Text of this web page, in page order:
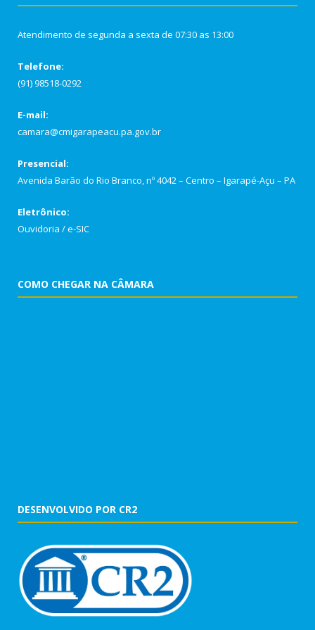
Atendimento de segunda a sexta de 07:30 as 13:00
Telefone:
(91) 98518-0292
E-mail:
camara@cmigarapeacu.pa.gov.br
Presencial:
Avenida Barão do Rio Branco, nº 4042 – Centro – Igarapé-Açu – PA
Eletrônico:
Ouvidoria /e-SIC
COMO CHEGAR NA CÂMARA
DESENVOLVIDO POR CR2